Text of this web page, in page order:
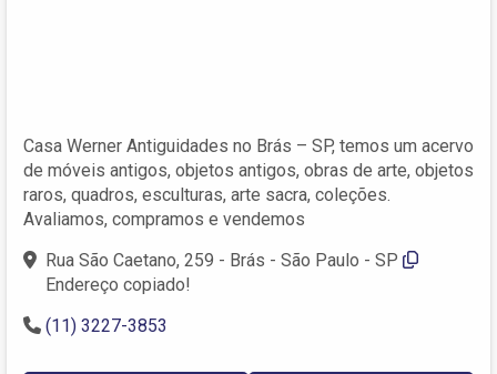
Casa Werner Antiguidades no Brás – SP, temos um acervo
de móveis antigos, objetos antigos, obras de arte, objetos
raros, quadros, esculturas, arte sacra, coleções.
Avaliamos, compramos e vendemos
Rua São Caetano, 259 - Brás - São Paulo - SP
Endereço copiado!
(11) 3227-3853